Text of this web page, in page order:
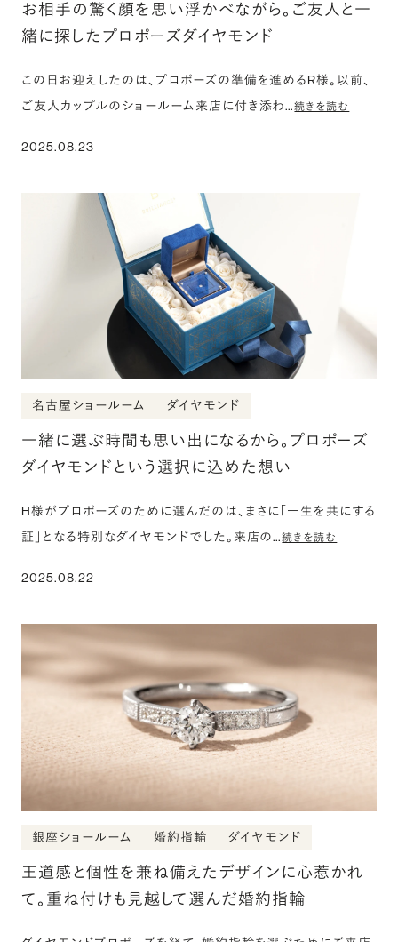
お相手の驚く顔を思い浮かべながら。ご友人と一
緒に探したプロポーズダイヤモンド
この日お迎えしたのは、プロポーズの準備を進めるR様。以前、
ご友人カップルのショールーム来店に付き添わ…続きを読む
2025.08.23
名古屋ショールーム ダイヤモンド
一緒に選ぶ時間も思い出になるから。プロポーズ
ダイヤモンドという選択に込めた想い
H様がプロポーズのために選んだのは、まさに「一生を共にする
証」となる特別なダイヤモンドでした。来店の…続きを読む
2025.08.22
銀座ショールーム 婚約指輪 ダイヤモンド
王道感と個性を兼ね備えたデザインに心惹かれ
て。重ね付けも見越して選んだ婚約指輪